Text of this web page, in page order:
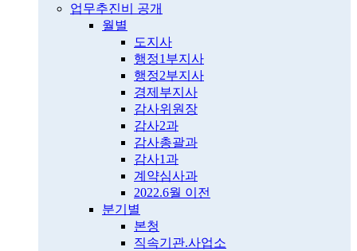
업무추진비 공개
월별
도지사
행정1부지사
행정2부지사
경제부지사
감사위원장
감사2과
감사총괄과
감사1과
계약심사과
2022.6월 이전
분기별
본청
직속기관.사업소